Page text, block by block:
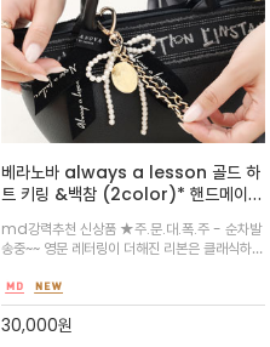
베라노바 always a lesson 골드 하
트 키링 &백참 (2color)* 핸드메이드
로 제작된 진주 장식 /코인 벨벳 체인 /
리본키링/다양한 활용이 기대되는
md강력추천 신상품 ★주.문.대.폭.주 - 순차발
송중~~ 영문 레터링이 더해진 리본은 클래식하면
은 빈티지하고 세련된 포인트를 더해줍니다.
30,000원